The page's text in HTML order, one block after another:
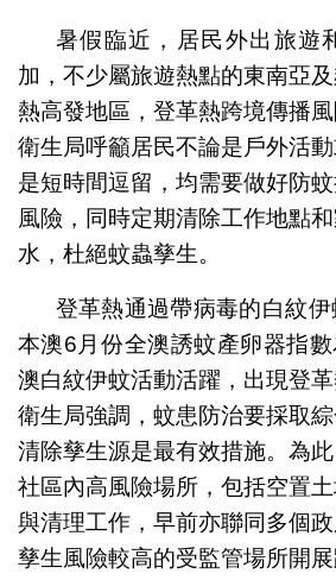
暑假臨近，居民外出旅遊
加，不少屬旅遊熱點的東南亞
熱高發地區，登革熱跨境傳播風
衛生局呼籲居民不論是戶外活
是短時間逗留，均需要做好防
風險，同時定期清除工作地點
水，杜絕蚊蟲孳生。
登革熱通過帶病毒的白紋伊
本澳6月份全澳誘蚊產卵器指
澳白紋伊蚊活動活躍，出現登革
衛生局強調，蚊患防治要採取
清除孳生源是最有效措施。為
社區內高風險場所，包括空置
與清理工作，早前亦聯同多個
孳生風險較高的受監管場所開展